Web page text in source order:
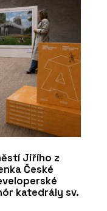
Jiřího z
České
katedrály sv.